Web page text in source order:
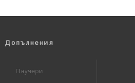
Допълнения
Ваучери